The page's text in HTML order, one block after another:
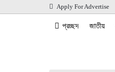
Apply For Advertise
প্রচ্ছদ জাতীয়